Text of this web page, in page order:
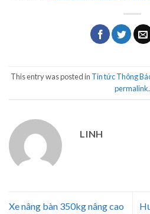
This entry was posted in Tin tức Thông
permalink.
LINH
Xe nâng bàn 350kg nâng cao